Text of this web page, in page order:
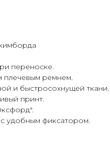
переноске.
плечевым ремнем.
и быстросохнущей ткани.
принт.
удобным фиксатором.